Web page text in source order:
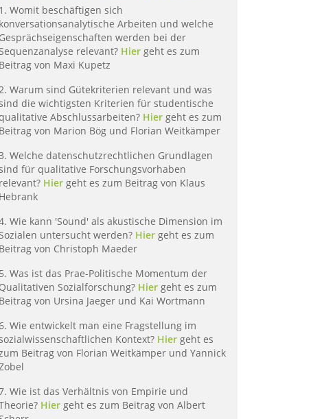
1. Womit beschäftigen sich
konversationsanalytische Arbeiten und welche
Gesprächseigenschaften werden bei der
relevant? Hier geht es zum
Beitrag von Maxi Kupetz
Warum sind Gütekriterien relevant und was
die wichtigsten Kriterien für studentische
qualitative Abschlussarbeiten? Hier geht es zum
Beitrag von Marion Bög und Florian Weitkämper
Welche datenschutzrechtlichen Grundlagen
für qualitative Forschungsvorhaben
relevant? Hier geht es zum Beitrag von Klaus
Hebrank
Wie kann 'Sound' als akustische Dimension im
untersucht werden? Hier geht es zum
Beitrag von Christoph Maeder
5. Was ist das Prae-Politische Momentum der
Qualitativen Sozialforschung? Hier geht es zum
Beitrag von Ursina Jaeger und Kai Wortmann
Wie entwickelt man eine Fragstellung im
Kontext? Hier geht es
Beitrag von Florian Weitkämper und Yannick
Wie ist das Verhältnis von Empirie und
Hier geht es zum Beitrag von Albert